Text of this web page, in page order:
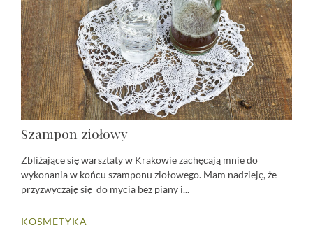
Szampon ziołowy
Zbliżające się warsztaty w Krakowie zachęcają mnie do
wykonania w końcu szamponu ziołowego. Mam nadzieję, że
przyzwyczaję się do mycia bez piany i...
KOSMETYKA